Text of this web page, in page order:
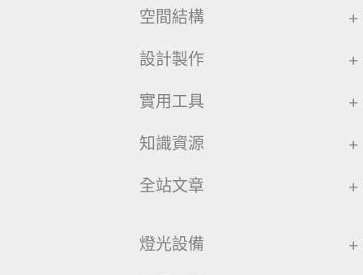
空間結構 +
設計製作 +
實用工具 +
知識資源 +
全站文章 +
燈光設備 +